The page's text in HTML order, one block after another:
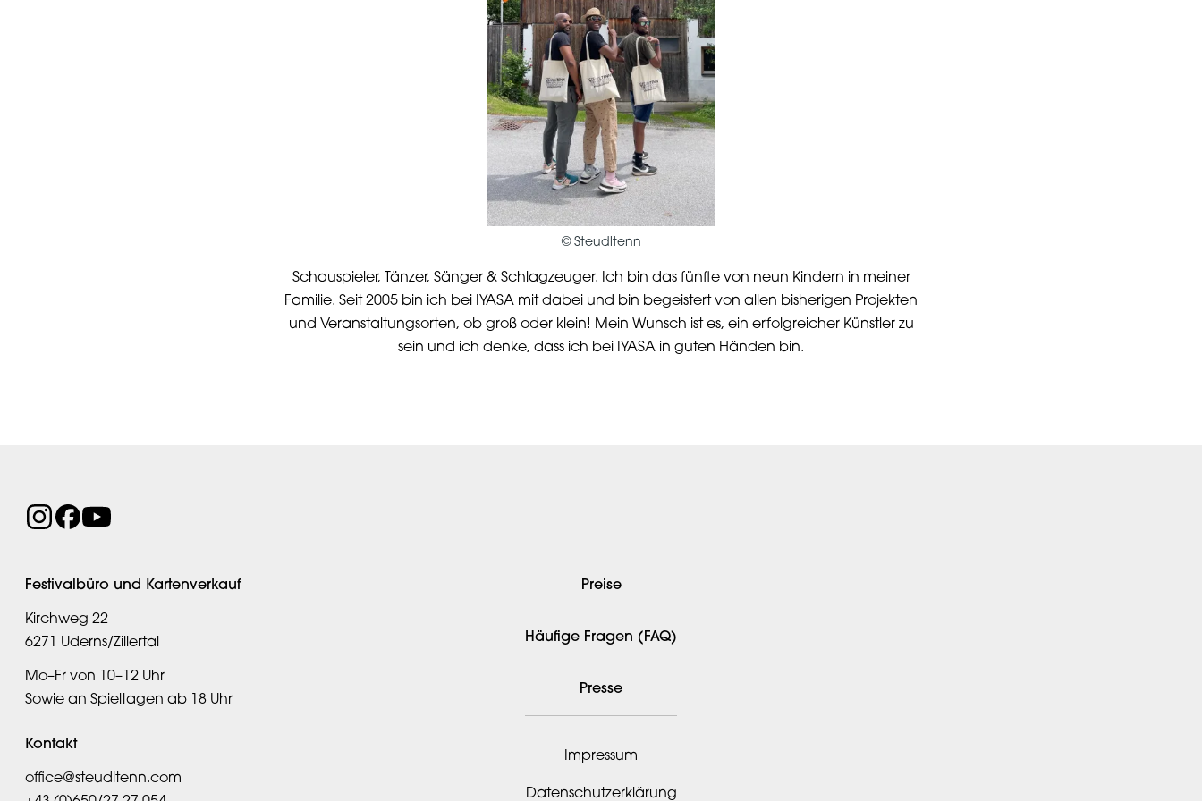
© Steudltenn
Schauspieler, Tänzer, Sänger & Schlagzeuger. Ich bin das fünfte von neun Kindern in meiner
Familie. Seit 2005 bin ich bei IYASA mit dabei und bin begeistert von allen bisherigen Projekten
und Veranstaltungsorten, ob groß oder klein! Mein Wunsch ist es, ein erfolgreicher Künstler zu
sein und ich denke, dass ich bei IYASA in guten Händen bin.
Festivalbüro und Kartenverkauf
Kirchweg 22
6271 Uderns/Zillertal
Mo–Fr von 10–12 Uhr
Sowie an Spieltagen ab 18 Uhr
Kontakt
office@steudltenn.com
Preise
Häufige Fragen (FAQ)
Presse
Impressum
Datenschutzerklärung